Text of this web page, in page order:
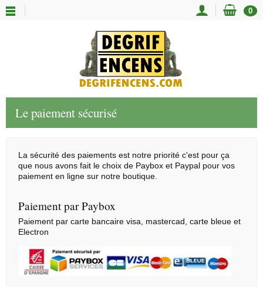
0
Le paiement sécurisé
La sécurité des paiements est notre priorité c'est pour ça
que nous avons fait le choix de Paybox et Paypal pour vos
paiement en ligne sur notre boutique.
Paiement par Paybox
Paiement par carte bancaire visa, mastercad, carte bleue et
Electron